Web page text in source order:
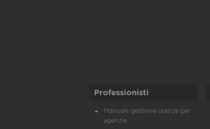
Professionisti
Manuale gestione utenze per
agenzie